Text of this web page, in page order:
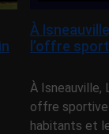
À
l’offre
À Isneauville,
offre sportive
habitants et